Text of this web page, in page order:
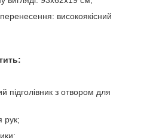
високоякісний
підголівник з отвором для
рук;